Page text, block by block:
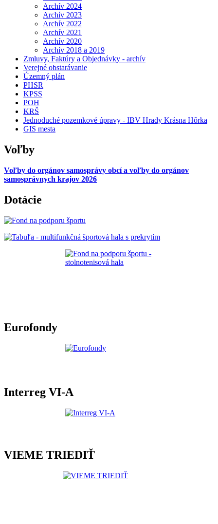
Archív 2024
Archív 2023
Archív 2022
Archív 2021
Archív 2020
Archív 2018 a 2019
Zmluvy, Faktúry a Objednávky - archív
Verejné obstarávanie
Územný plán
PHSR
KPSS
POH
KRŠ
Jednoduché pozemkové úpravy - IBV Hrady Krásna Hôrka
GIS mesta
Voľby
Voľby do orgánov samosprávy obcí a voľby do orgánov
samosprávnych krajov 2026
Dotácie
Eurofondy
Interreg VI-A
VIEME TRIEDIŤ